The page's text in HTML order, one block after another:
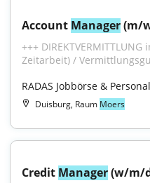
Account Manager (m/
+++
Zeitarbeit) /
RADAS Jobbörse &
Duisburg, Raum Moers
Credit Manager (w/m/